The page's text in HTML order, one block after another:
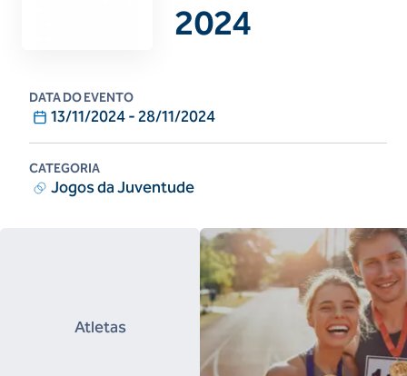
2024
DATA DO EVENTO
13/11/2024-28/11/2024
CATEGORIA
Jogos da Juventude
Atletas